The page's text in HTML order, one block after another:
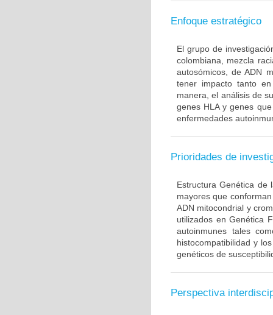
Enfoque estratégico
El grupo de
colombiana, mezcla
autosómicos, de ADN
tener impacto tanto
manera, el análisis de
genes HLA y genes
enfermedades
Prioridades de
Estructura Genética de
mayores que
ADN mitocondrial y
utilizados en Genética
autoinmunes tales
histocompatibilidad y
genéticos de
Perspectiva